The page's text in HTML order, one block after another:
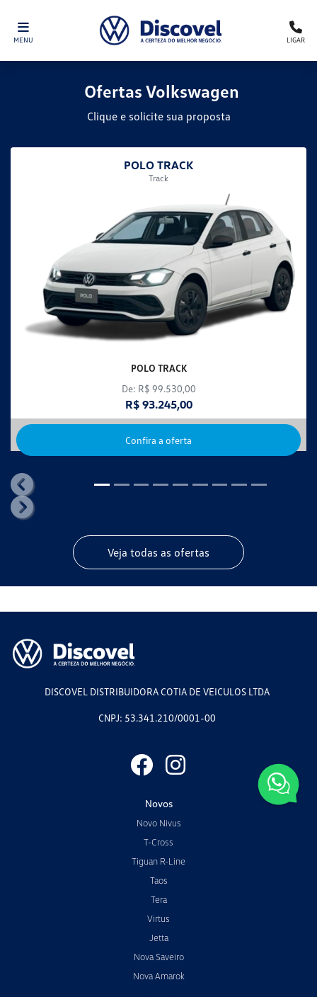
MENU LIGAR
Ofertas Volkswagen
Clique e solicite sua proposta
POLO TRACK
Track
POLO TRACK
De: R$ 99.530,00
R$ 93.245,00
Confira a oferta
templates.template-
templates.template-
Veja todas as ofertas
DISCOVEL DISTRIBUIDORA COTIA DE VEICULOS LTDA
CNPJ: 53.341.210/0001-00
Novos
Novo Nivus
T-Cross
Tiguan R-Line
Taos
Tera
Virtus
Jetta
Nova Saveiro
Nova Amarok